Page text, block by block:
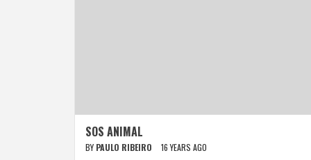
SOS ANIMAL
BY PAULO RIBEIRO 16 YEARS AGO